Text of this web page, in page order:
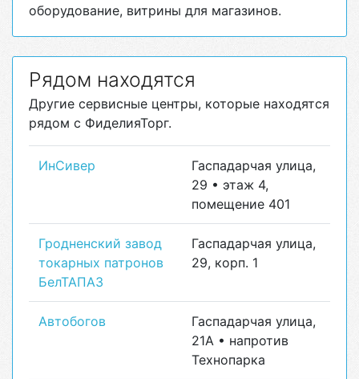
оборудование, витрины для магазинов.
Рядом находятся
Другие сервисные центры, которые находятся
рядом с ФиделияТорг.
ИнСивер
Гаспадарчая улица,
29 • этаж 4,
помещение 401
Гродненский завод
токарных патронов
БелТАПАЗ
Гаспадарчая улица,
29, корп. 1
Автобогов
Гаспадарчая улица,
21А • напротив
Технопарка